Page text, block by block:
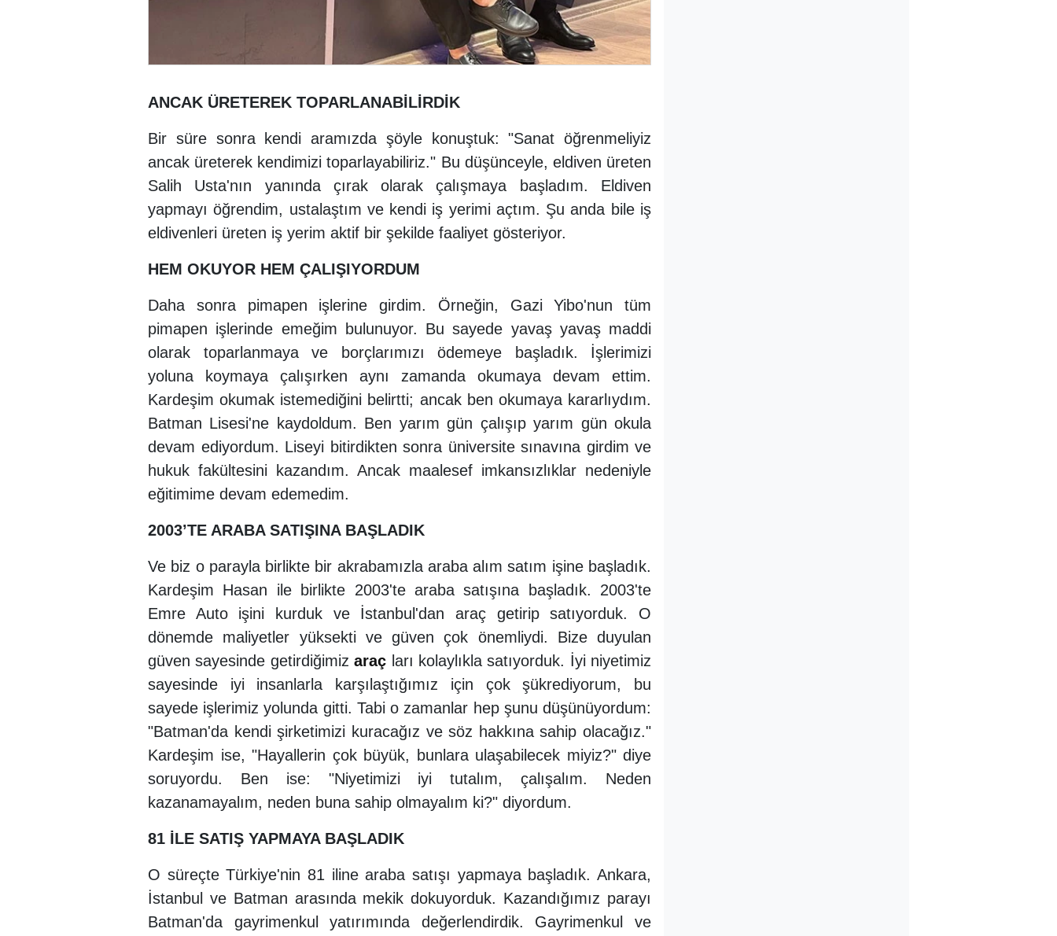
ANCAK ÜRETEREK TOPARLANABİLİRDİK
Bir süre sonra kendi aramızda şöyle konuştuk: "Sanat öğrenmeliyiz
ancak üreterek kendimizi toparlayabiliriz." Bu düşünceyle, eldiven üreten
Salih Usta'nın yanında çırak olarak çalışmaya başladım. Eldiven
yapmayı öğrendim, ustalaştım ve kendi iş yerimi açtım. Şu anda bile iş
eldivenleri üreten iş yerim aktif bir şekilde faaliyet gösteriyor.
HEM OKUYOR HEM ÇALIŞIYORDUM
Daha sonra pimapen işlerine girdim. Örneğin, Gazi Yibo'nun tüm
pimapen işlerinde emeğim bulunuyor. Bu sayede yavaş yavaş maddi
olarak toparlanmaya ve borçlarımızı ödemeye başladık. İşlerimizi
yoluna koymaya çalışırken aynı zamanda okumaya devam ettim.
Kardeşim okumak istemediğini belirtti; ancak ben okumaya kararlıydım.
Batman Lisesi'ne kaydoldum. Ben yarım gün çalışıp yarım gün okula
devam ediyordum. Liseyi bitirdikten sonra üniversite sınavına girdim ve
hukuk fakültesini kazandım. Ancak maalesef imkansızlıklar nedeniyle
eğitimime devam edemedim.
2003’TE ARABA SATIŞINA BAŞLADIK
Ve biz o parayla birlikte bir akrabamızla araba alım satım işine başladık.
Kardeşim Hasan ile birlikte 2003'te araba satışına başladık. 2003'te
Emre Auto işini kurduk ve İstanbul'dan araç getirip satıyorduk. O
dönemde maliyetler yüksekti ve güven çok önemliydi. Bize duyulan
güven sayesinde getirdiğimizaraç ları kolaylıkla satıyorduk. İyi niyetimiz
sayesinde iyi insanlarla karşılaştığımız için çok şükrediyorum, bu
sayede işlerimiz yolunda gitti. Tabi o zamanlar hep şunu düşünüyordum:
"Batman'da kendi şirketimizi kuracağız ve söz hakkına sahip olacağız."
Kardeşim ise, "Hayallerin çok büyük, bunlara ulaşabilecek miyiz?" diye
soruyordu. Ben ise: "Niyetimizi iyi tutalım, çalışalım. Neden
kazanamayalım, neden buna sahip olmayalım ki?" diyordum.
81 İLE SATIŞ YAPMAYA BAŞLADIK
O süreçte Türkiye'nin 81 iline araba satışı yapmaya başladık. Ankara,
İstanbul ve Batman arasında mekik dokuyorduk. Kazandığımız parayı
Batman'da gayrimenkul yatırımında değerlendirdik. Gayrimenkul ve